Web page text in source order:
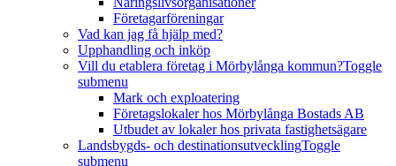
Företagarföreningar
Vad kan jag få hjälp med?
Upphandling och inköp
Vill du etablera företag i Mörbylånga kommun?Toggle
submenu
Mark och exploatering
Företagslokaler hos Mörbylånga Bostads AB
Utbudet av lokaler hos privata fastighetsägare
Landsbygds- och destinationsutvecklingToggle
submenu